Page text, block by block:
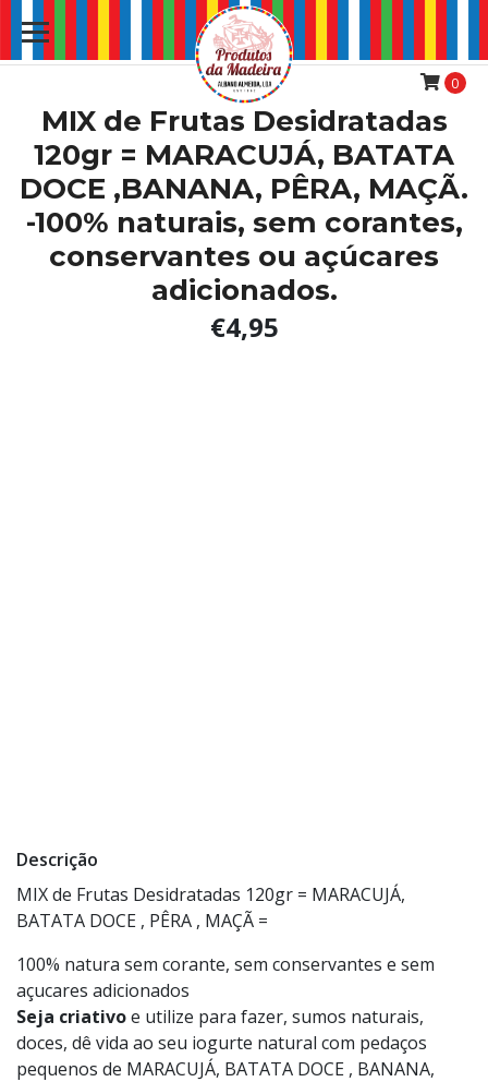
0
MIX de Frutas Desidratadas
120gr = MARACUJÁ, BATATA
DOCE ,BANANA, PÊRA, MAÇÃ.
-100% naturais, sem corantes,
conservantes ou açúcares
adicionados.
€4,95
Descrição
MIX de Frutas Desidratadas 120gr = MARACUJÁ,
BATATA DOCE , PÊRA , MAÇÃ =
100% natura sem corante, sem conservantes e sem
açucares adicionados
Seja criativoe utilize para fazer, sumos naturais,
doces, dê vida ao seu iogurte natural com pedaços
pequenos de MARACUJÁ, BATATA DOCE , BANANA,